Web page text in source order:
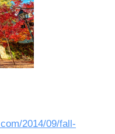
2014/09/fall-